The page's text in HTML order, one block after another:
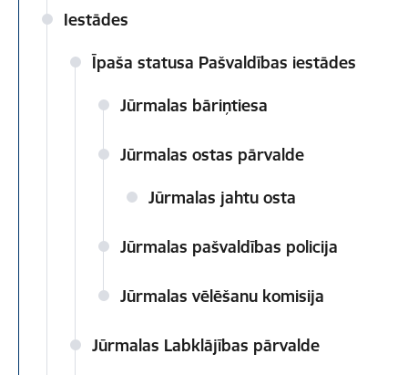
Iestādes
Īpaša statusa Pašvaldības iestādes
Jūrmalas bāriņtiesa
Jūrmalas ostas pārvalde
Jūrmalas jahtu osta
Jūrmalas pašvaldības policija
Jūrmalas vēlēšanu komisija
Jūrmalas Labklājības pārvalde